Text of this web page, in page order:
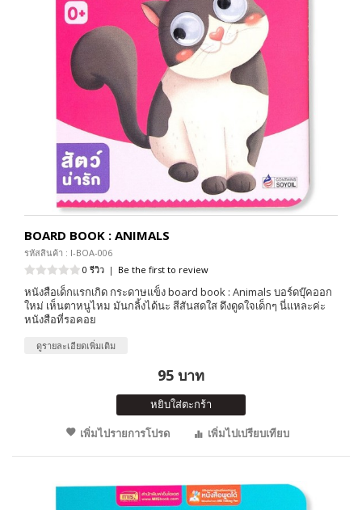
BOARD BOOK : ANIMALS
รหัสสินค้า : I-BOA-006
0 รีวิว | Be the first to review
หนังสือเด็กแรกเกิด กระดาษแข็ง board book : Animals บอร์ดบุ๊คออก
ใหม่ เห็นตาหนูไหม มันกลิ้งได้นะ สีสันสดใส ดึงดูดใจเด็กๆ นี่แหละค่ะ
หนังสือที่รอคอย
ดูรายละเอียดเพิ่มเติม
95 บาท
หยิบใส่ตะกร้า
เพิ่มไปรายการโปรด
เพิ่มไปเปรียบเทียบ